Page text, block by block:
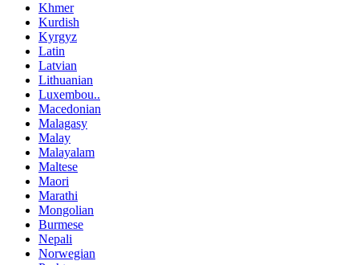
Khmer
Kurdish
Kyrgyz
Latin
Latvian
Lithuanian
Luxembou..
Macedonian
Malagasy
Malay
Malayalam
Maltese
Maori
Marathi
Mongolian
Burmese
Nepali
Norwegian